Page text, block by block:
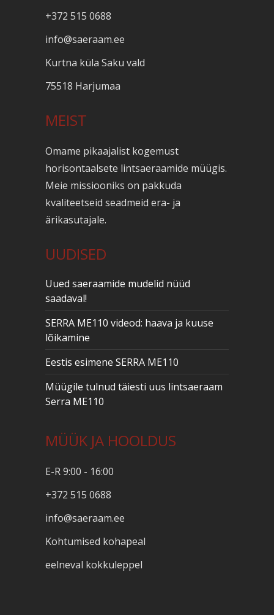
+372 515 0688
info@saeraam.ee
Kurtna küla Saku vald
75518 Harjumaa
MEIST
Omame pikaajalist kogemust
horisontaalsete lintsaeraamide müügis.
Meie missiooniks on pakkuda
kvaliteetseid seadmeid era- ja
ärikasutajale.
UUDISED
Uued saeraamide mudelid nüüd
saadaval!
SERRA ME110 videod: haava ja kuuse
lõikamine
Eestis esimene SERRA ME110
Müügile tulnud täiesti uus lintsaeraam
Serra ME110
MÜÜK JA HOOLDUS
E-R 9:00 - 16:00
+372 515 0688
info@saeraam.ee
Kohtumised kohapeal
eelneval kokkuleppel